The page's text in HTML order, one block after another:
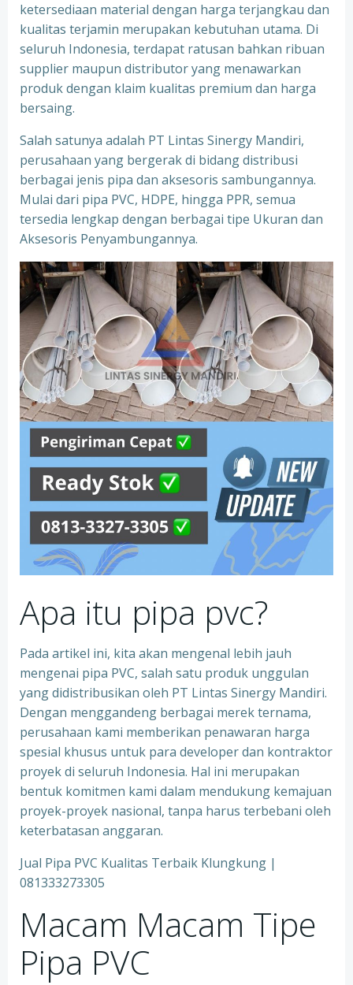
ketersediaan material dengan harga terjangkau dan
kualitas terjamin merupakan kebutuhan utama. Di
seluruh Indonesia, terdapat ratusan bahkan ribuan
supplier maupun distributor yang menawarkan
produk dengan klaim kualitas premium dan harga
bersaing.
Salah satunya adalah PT Lintas Sinergy Mandiri,
perusahaan yang bergerak di bidang distribusi
berbagai jenis pipa dan aksesoris sambungannya.
Mulai dari pipa PVC, HDPE, hingga PPR, semua
tersedia lengkap dengan berbagai tipe Ukuran dan
Aksesoris Penyambungannya.
Apa itu pipa pvc?
Pada artikel ini, kita akan mengenal lebih jauh
mengenai pipa PVC, salah satu produk unggulan
yang didistribusikan oleh PT Lintas Sinergy Mandiri.
Dengan menggandeng berbagai merek ternama,
perusahaan kami memberikan penawaran harga
spesial khusus untuk para developer dan kontraktor
proyek di seluruh Indonesia. Hal ini merupakan
bentuk komitmen kami dalam mendukung kemajuan
proyek-proyek nasional, tanpa harus terbebani oleh
keterbatasan anggaran.
Jual Pipa PVC Kualitas Terbaik Klungkung |
081333273305
Macam Macam Tipe
Pipa PVC